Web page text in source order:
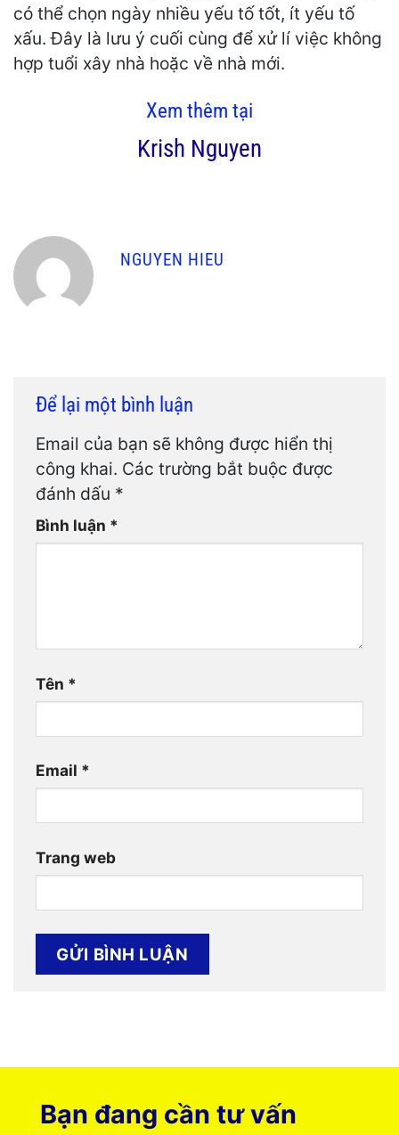
có thể chọn ngày nhiều yếu tố tốt, ít yếu tố
xấu. Đây là lưu ý cuối cùng để xử lí việc không
hợp tuổi xây nhà hoặc về nhà mới.
Xem thêm tại
Krish Nguyen
NGUYEN HIEU
Để lại một bình luận
Email của bạn sẽ không được hiển thị
công khai. Các trường bắt buộc được
đánh dấu *
Bình luận *
Tên *
Email *
Trang web
Bạn đang cần tư vấn